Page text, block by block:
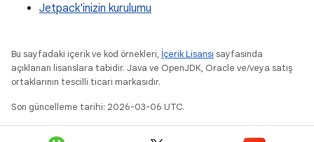
Jetpack'inizin kurulumu
Bu sayfadaki içerik ve kod örnekleri, İçerik Lisansı sayfasında
açıklanan lisanslara tabidir. Java ve OpenJDK, Oracle ve/veya satış
ortaklarının tescilli ticari markasıdır.
Son güncelleme tarihi: 2026-03-06 UTC.